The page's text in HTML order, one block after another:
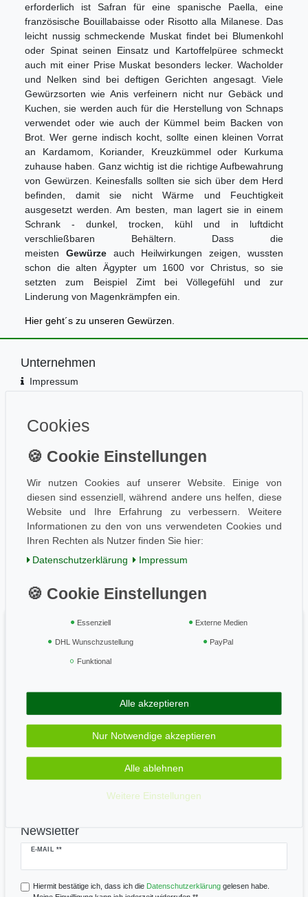
erforderlich ist Safran für eine spanische Paella, eine
französische Bouillabaisse oder Risotto alla Milanese. Das
leicht nussig schmeckende Muskat findet bei Blumenkohl
oder Spinat seinen Einsatz und Kartoffelpüree schmeckt
auch mit einer Prise Muskat besonders lecker. Wacholder
und Nelken sind bei deftigen Gerichten angesagt. Viele
Gewürzsorten wie Anis verfeinern nicht nur Gebäck und
Kuchen, sie werden auch für die Herstellung von Schnaps
verwendet oder wie auch der Kümmel beim Backen von
Brot. Wer gerne indisch kocht, sollte einen kleinen Vorrat
an Kardamom, Koriander, Kreuzkümmel oder Kurkuma
zuhause haben. Ganz wichtig ist die richtige Aufbewahrung
von Gewürzen. Keinesfalls sollten sie sich über dem Herd
befinden, damit sie nicht Wärme und Feuchtigkeit
ausgesetzt werden. Am besten, man lagert sie in einem
Schrank - dunkel, trocken, kühl und in luftdicht
verschließbaren Behältern. Dass die
meisten Gewürze auch Heilwirkungen zeigen, wussten
schon die alten Ägypter um 1600 vor Christus, so sie
setzten zum Beispiel Zimt bei Völlegefühl und zur
Linderung von Magenkrämpfen ein.
Hier geht´s zu unseren Gewürzen.
Unternehmen
Impressum
Information
Wissen
Folge uns
Einkaufen
AGB / Kundeninfo
Widerrufsrecht
Vertrag widerrufen
Zahle bequem per
Newsletter
E-MAIL **
Newsletter
Hiermit bestätige ich, dass ich die Daten­schutz­erklärunggelesen habe.
Cookies
Wir nutzen Cookies auf unserer Website. Einige von
diesen sind essenziell, während andere uns helfen, diese
Website und Ihre Erfahrung zu verbessern. Weitere
Informationen zu den von uns verwendeten Cookies und
Ihren Rechten als Nutzer finden Sie hier:
Daten­schutz­erklärung
Impressum
Essenziell Externe Medien
DHL Wunschzustellung PayPal
Funktional
Alle akzeptieren
Nur Notwendige akzeptieren
Alle ablehnen
Weitere Einstellungen